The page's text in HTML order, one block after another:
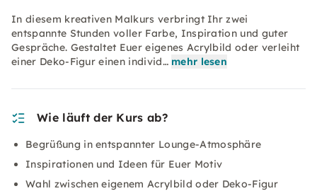
In diesem kreativen Malkurs verbringt Ihr zwei
entspannte Stunden voller Farbe, Inspiration und guter
Gespräche. Gestaltet Euer eigenes Acrylbild oder verleiht
einer Deko-Figur einen individ… mehr lesen
Wie läuft der Kurs ab?
Begrüßung in entspannter Lounge-Atmosphäre
Inspirationen und Ideen für Euer Motiv
Wahl zwischen eigenem Acrylbild oder Deko-Figur